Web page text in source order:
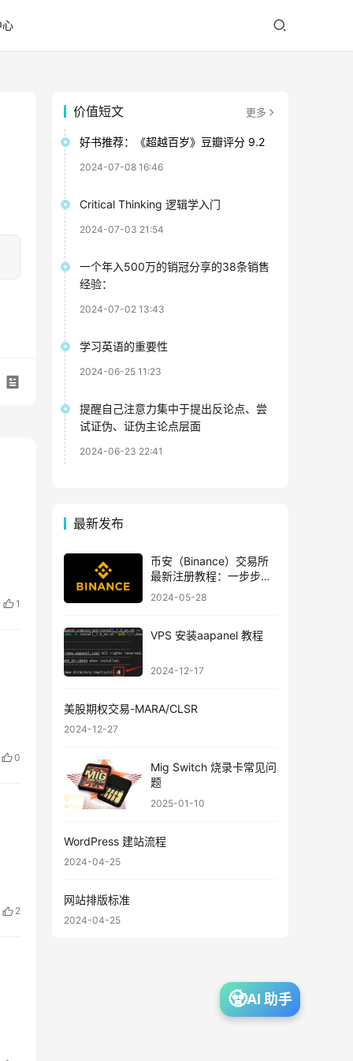
心
1
0
2
价值短文 更多
好书推荐：《超越百岁》豆瓣评分 9.2
2024-07-08 16:46
Critical Thinking 逻辑学入门
2024-07-03 21:54
一个年入500万的销冠分享的38条销售
经验：
2024-07-02 13:43
学习英语的重要性
2024-06-25 11:23
提醒自己注意力集中于提出反论点、尝
试证伪、证伪主论点层面
2024-06-23 22:41
最新发布
币安（Binance）交易所
最新注册教程：一步步教
你轻松注册
2024-05-28
VPS 安装aapanel 教程
2024-12-17
美股期权交易-MARA/CLSR
2024-12-27
Mig Switch 烧录卡常见问
题
2025-01-10
WordPress 建站流程
2024-04-25
网站排版标准
2024-04-25
🧟AI 助手